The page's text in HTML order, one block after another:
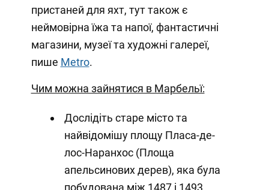
пристаней для яхт, тут також є
неймовірна їжа та напої, фантастичні
магазини, музеї та художні галереї,
пише Metro.
Чим можна зайнятися в Марбельї:
Дослідіть старе місто та
найвідомішу площу Пласа-де-
лос-Наранхос (Площа
апельсинових дерев), яка була